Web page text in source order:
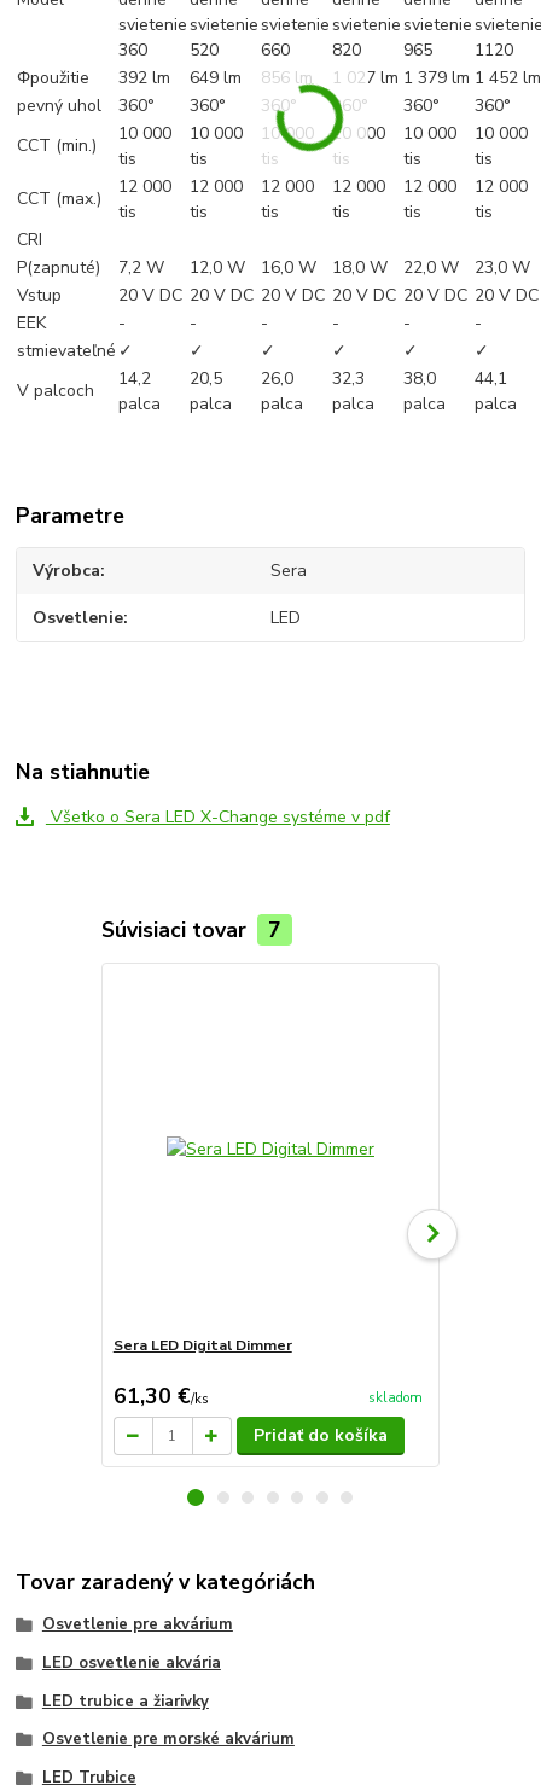
svietenie
360
svietenie
520
svietenie
660
svietenie
820
svietenie
965
1120
Φpoužitie
392 lm 649 lm 856 lm 1 027 lm 1 379 lm 1 452 lm
pevný uhol
360° 360° 360° 360° 360°
360°
CCT (min.)
10 000
tis
10 000
tis
10 000
tis
10 000
tis
10 000
tis
10 000
tis
CCT (max.)
12 000
tis
12 000
tis
12 000
tis
12 000
tis
12 000
tis
12 000
tis
CRI
P(zapnuté)
7,2 W 12,0 W 16,0 W 18,0 W 22,0 W
23,0 W
Vstup
20 V DC 20 V DC 20 V DC 20 V DC 20 V DC 20 V DC
EEK
- - - - -
-
stmievateľné ✓ ✓ ✓ ✓ ✓
✓
V palcoch
14,2
palca
20,5
palca
26,0
palca
32,3
palca
38,0
palca
44,1
palca
Parametre
Výrobca Sera
Osvetlenie LED
Na stiahnutie
Všetko o Sera LED X-Change systéme v pdf
Súvisiaci tovar 7
Sera LED Digital Dimmer
61,30 €/ks skladom
Pridať do košíka
Tovar zaradený v kategóriách
Osvetlenie pre akvárium
LED osvetlenie akvária
LED trubice a žiarivky
Osvetlenie pre morské akvárium
LED Trubice